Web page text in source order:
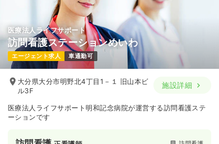
医療法人ライフサポート
訪問看護ステーションめいわ
エージェント求人 車通勤可
大分県大分市明野北4丁目1－１ 旧山本ビ
ル3F
施設詳細
医療法人ライフサポート明和記念病院が運営する訪問看護ステ
ーションです